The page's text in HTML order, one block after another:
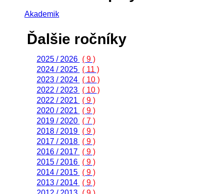
Akademik
Ďalšie ročníky
2025 / 2026 ( 9 )
2024 / 2025 ( 11 )
2023 / 2024 ( 10 )
2022 / 2023 ( 10 )
2022 / 2021
( 9 )
2020 / 2021
( 9 )
2019 / 2020 ( 7 )
2018 / 2019 ( 9 )
2017 / 2018 ( 9 )
2016 / 2017 ( 9 )
2015 / 2016 ( 9 )
2014 / 2015 ( 9 )
2013 / 2014 ( 9 )